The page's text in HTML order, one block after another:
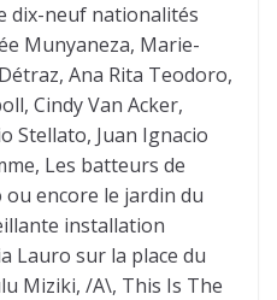
dix-neuf nationalités
Munyaneza, Marie-
Ana Rita Teodoro,
Cindy Van Acker,
Stellato, Juan Ignacio
Les batteurs de
ou encore le jardin du
installation
Lauro sur la place du
Miziki, /A\, This Is The